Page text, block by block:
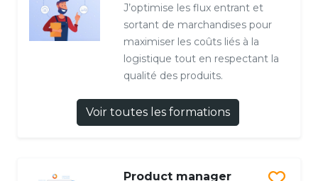
J’optimise les flux entrant et
sortant de marchandises pour
maximiser les coûts liés à la
logistique tout en respectant la
qualité des produits.
Voir toutes les formations
Product manager